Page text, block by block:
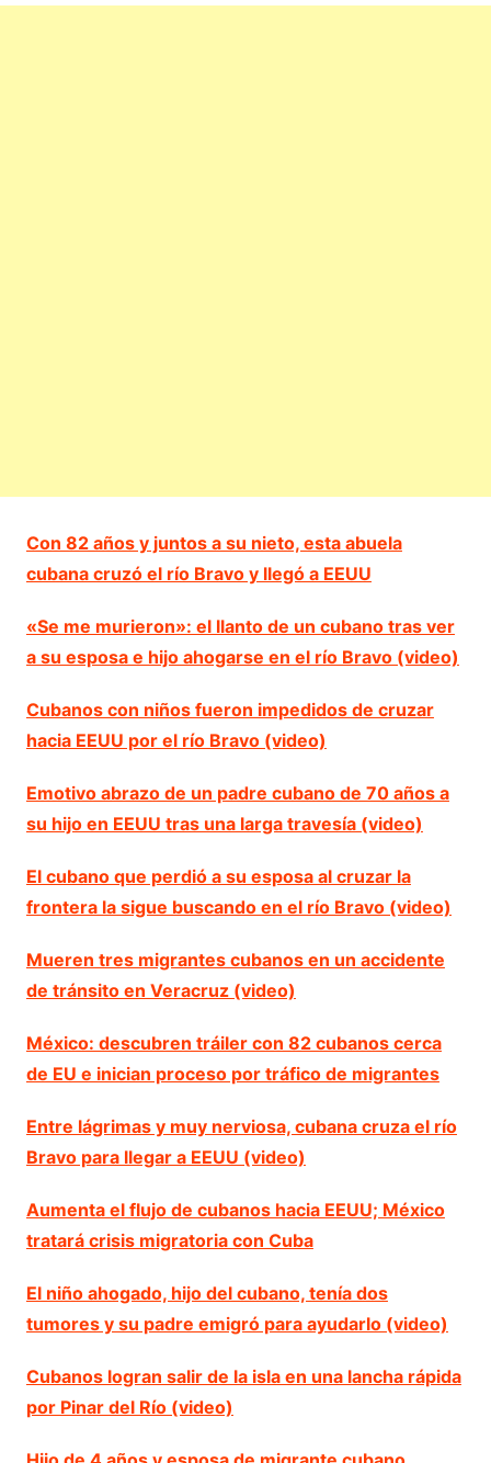
Con 82 años y juntos a su nieto, esta abuela
cubana cruzó el río Bravo y llegó a EEUU
«Se me murieron»: el llanto de un cubano tras ver
a su esposa e hijo ahogarse en el río Bravo (video)
Cubanos con niños fueron impedidos de cruzar
hacia EEUU por el río Bravo (video)
Emotivo abrazo de un padre cubano de 70 años a
su hijo en EEUU tras una larga travesía (video)
El cubano que perdió a su esposa al cruzar la
frontera la sigue buscando en el río Bravo (video)
Mueren tres migrantes cubanos en un accidente
de tránsito en Veracruz (video)
México: descubren tráiler con 82 cubanos cerca
de EU e inician proceso por tráfico de migrantes
Entre lágrimas y muy nerviosa, cubana cruza el río
Bravo para llegar a EEUU (video)
Aumenta el flujo de cubanos hacia EEUU; México
tratará crisis migratoria con Cuba
El niño ahogado, hijo del cubano, tenía dos
tumores y su padre emigró para ayudarlo (video)
Cubanos logran salir de la isla en una lancha rápida
por Pinar del Río (video)